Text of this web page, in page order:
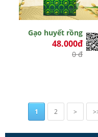
Gạo huyết rồng
48.000đ
0 đ
1 2 >